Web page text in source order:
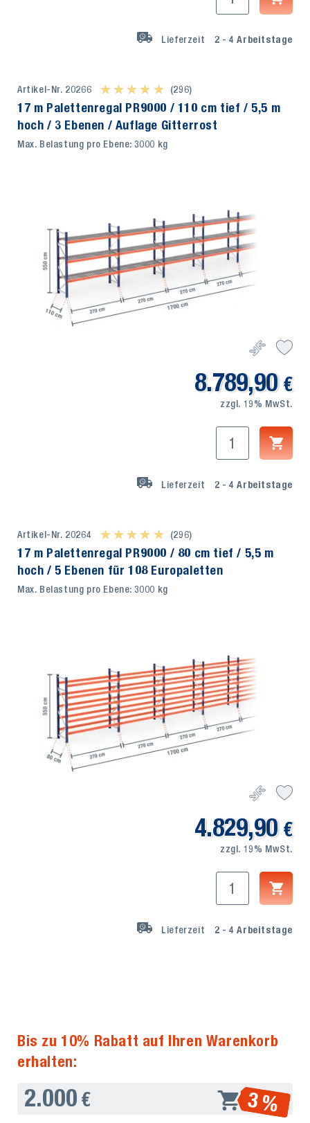
Lieferzeit 2 - 4 Arbeitstage
Artikel-Nr. 20266 ★ ★ ★ ★ ★
★ ★ ★ ★ ★ (296)
17 m Palettenregal PR9000 / 110 cm tief / 5,5 m
hoch / 3 Ebenen / Auflage Gitterrost
Max. Belastung pro Ebene: 3000 kg
8.789,90 €
zzgl. 19% MwSt.
Lieferzeit 2 - 4 Arbeitstage
Artikel-Nr. 20264 ★ ★ ★ ★ ★
★ ★ ★ ★ ★ (296)
17 m Palettenregal PR9000 / 80 cm tief / 5,5 m
hoch / 5 Ebenen für 108 Europaletten
Max. Belastung pro Ebene: 3000 kg
4.829,90 €
zzgl. 19% MwSt.
Lieferzeit 2 - 4 Arbeitstage
Bis zu 10% Rabatt auf Ihren Warenkorb
erhalten:
2.000 € 3 %